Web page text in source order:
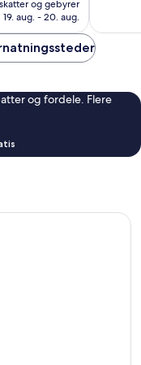
889 kr.
og gebyrer
19. aug. - 20. aug.
og fordele. Flere